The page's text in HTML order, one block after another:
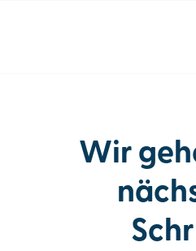
Kontakt
Wir